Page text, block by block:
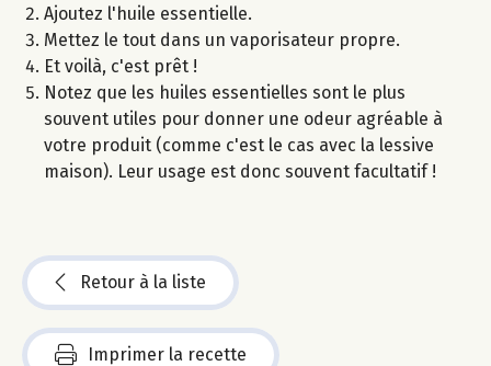
Ajoutez l'huile essentielle.
Mettez le tout dans un vaporisateur propre.
Et voilà, c'est prêt !
Notez que les huiles essentielles sont le plus
souvent utiles pour donner une odeur agréable à
votre produit (comme c'est le cas avec la lessive
maison). Leur usage est donc souvent facultatif !
Retour à la liste
Imprimer la recette